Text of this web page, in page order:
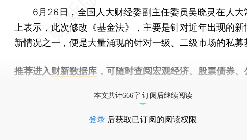
6月26日，全国人大财经委副主任委员吴晓灵在人大
上表示，此次修改《基金法》，主要是针对近年出现的新
新情况之一，便是大量涌现的针对一级、二级市场的私募
推荐进入财新数据库 ，可随时查阅宏观经济、股票债券、
本文共计666字 订阅后继续阅读
登录 后获取已订阅的阅读权限